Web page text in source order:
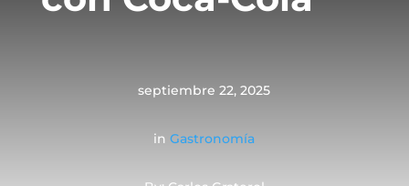
septiembre 22, 2025
inGastronomía